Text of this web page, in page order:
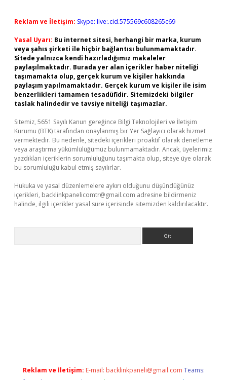
Reklam ve İletişim: Skype: live:.cid.575569c608265c69
Yasal Uyarı: Bu internet sitesi, herhangi bir marka, kurum
veya şahıs şirketi ile hiçbir bağlantısı bulunmamaktadır.
Sitede yalnızca kendi hazırladığımız makaleler
paylaşılmaktadır. Burada yer alan içerikler haber niteliği
taşımamakta olup, gerçek kurum ve kişiler hakkında
paylaşım yapılmamaktadır. Gerçek kurum ve kişiler ile isim
benzerlikleri tamamen tesadüfidir. Sitemizdeki bilgiler
taslak halindedir ve tavsiye niteliği taşımazlar.
Sitemiz, 5651 Sayılı Kanun gereğince Bilgi Teknolojileri ve İletişim
Kurumu (BTK) tarafından onaylanmış bir Yer Sağlayıcı olarak hizmet
vermektedir. Bu nedenle, sitedeki içerikleri proaktif olarak denetleme
veya araştırma yükümlülüğümüz bulunmamaktadır. Ancak, üyelerimiz
yazdıkları içeriklerin sorumluluğunu taşımakta olup, siteye üye olarak
bu sorumluluğu kabul etmiş sayılırlar.
Hukuka ve yasal düzenlemelere aykırı olduğunu düşündüğünüz
içerikleri, backlinkpanelicomtr@gmail.com adresine bildirmeniz
halinde, ilgili içerikler yasal süre içerisinde sitemizden kaldırılacaktır.
Reklam ve İletişim: E-mail: backlinkpaneli@gmail.com Teams: